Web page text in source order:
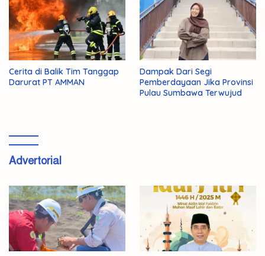
Cerita di Balik Tim Tanggap
Darurat PT AMMAN
Dampak Dari Segi
Pemberdayaan Jika Provinsi
Pulau Sumbawa Terwujud
Advertorial